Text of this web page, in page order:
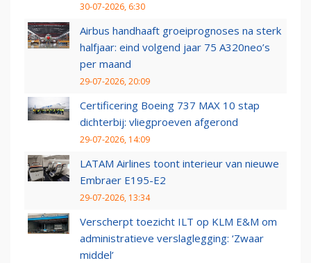
30-07-2026, 6:30
Airbus handhaaft groeiprognoses na sterk
halfjaar: eind volgend jaar 75 A320neo’s
per maand
29-07-2026, 20:09
Certificering Boeing 737 MAX 10 stap
dichterbij: vliegproeven afgerond
29-07-2026, 14:09
LATAM Airlines toont interieur van nieuwe
Embraer E195-E2
29-07-2026, 13:34
Verscherpt toezicht ILT op KLM E&M om
administratieve verslaglegging: ‘Zwaar
middel’